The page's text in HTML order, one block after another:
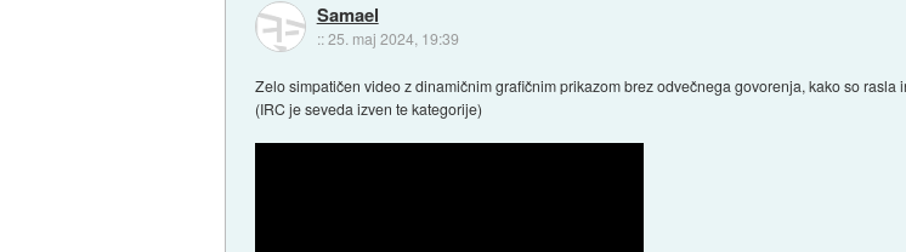
Samael
::25. maj 2024, 19:39
Zelo simpatičen video z dinamičnim grafičnim prikazom brez odvečnega govorenja, kako so rasla
(IRC je seveda izven te kategorije)